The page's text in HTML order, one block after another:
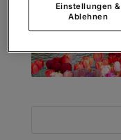
Einstellungen &
Ablehnen